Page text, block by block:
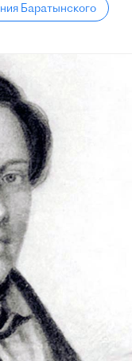
Баратынского